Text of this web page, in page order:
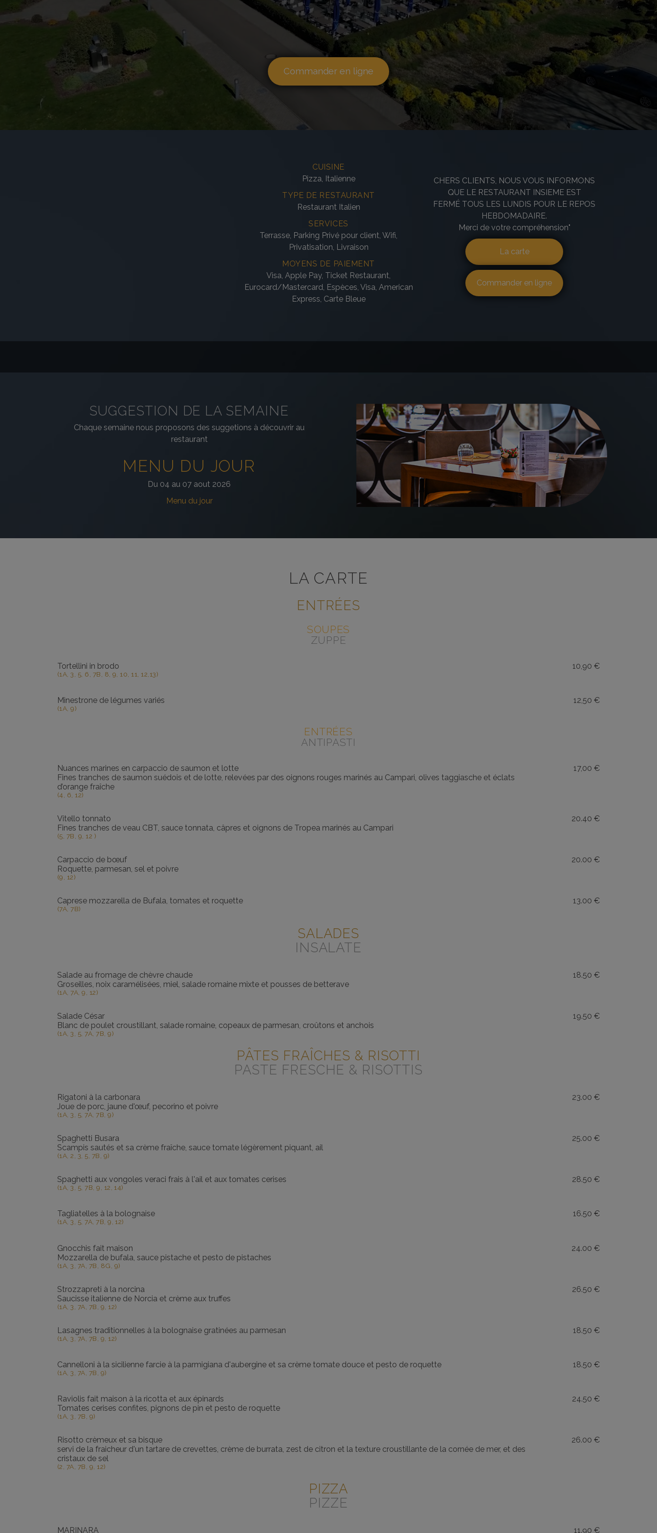
Commander en ligne
CUISINE
Pizza, Italienne
TYPE DE RESTAURANT
Restaurant Italien
SERVICES
Terrasse, Parking Privé pour client, Wifi,
Privatisation, Livraison
MOYENS DE PAIEMENT
Visa, Apple Pay, Ticket Restaurant,
Eurocard/Mastercard, Espèces, Visa, American
Express, Carte Bleue
CHERS CLIENTS, NOUS VOUS INFORMONS
QUE LE RESTAURANT INSIEME EST
FERMÉ TOUS LES LUNDIS POUR LE REPOS
HEBDOMADAIRE.
Merci de votre compréhension"
La carte
Commander en ligne
SUGGESTION DE LA SEMAINE
Chaque semaine nous proposons des suggetions à découvrir au
restaurant
MENU DU JOUR
Du 04 au 07 aout 2026
Menu du jour
LA CARTE
ENTRÉES
SOUPES
ZUPPE
Tortellini in brodo
(1A, 3, 5, 6, 7B, 8, 9, 10, 11, 12,13)
10,90 €
Minestrone de légumes variés
(1A, 9)
12,50 €
ENTRÉES
ANTIPASTI
Nuances marines en carpaccio de saumon et lotte
Fines tranches de saumon suédois et de lotte, relevées par des oignons rouges marinés au Campari, olives taggiasche et éclats
d’orange fraîche
(4, 6, 12)
17,00 €
Vitello tonnato
Fines tranches de veau CBT, sauce tonnata, câpres et oignons de Tropea marinés au Campari
(5, 7B, 9, 12 )
20.40 €
Carpaccio de bœuf
Roquette, parmesan, sel et poivre
(9, 12)
20.00 €
Caprese mozzarella de Bufala, tomates et roquette
(7A, 7B)
13.00 €
SALADES
INSALATE
Salade au fromage de chèvre chaude
Groseilles, noix caramélisées, miel, salade romaine mixte et pousses de betterave
(1A, 7A, 9, 12)
18.50 €
Salade César
Blanc de poulet croustillant, salade romaine, copeaux de parmesan, croûtons et anchois
(1A, 3, 5, 7A, 7B, 9)
19.50 €
PÂTES FRAÎCHES & RISOTTI
PASTE FRESCHE & RISOTTIS
Rigatoni à la carbonara
Joue de porc, jaune d'œuf, pecorino et poivre
(1A, 3, 5, 7A, 7B, 9)
23.00 €
Spaghetti Busara
Scampis sautés et sa crème fraîche, sauce tomate légèrement piquant, ail
(1A, 2, 3, 5, 7B, 9)
25.00 €
Spaghetti aux vongoles veraci frais à l'ail et aux tomates cerises
(1A, 3, 5, 7B, 9, 12, 14)
28.50 €
Tagliatelles à la bolognaise
(1A, 3, 5, 7A, 7B, 9, 12)
16.50 €
Gnocchis fait maison
Mozzarella de bufala, sauce pistache et pesto de pistaches
(1A, 3, 7A, 7B, 8G, 9)
24.00 €
Strozzapreti à la norcina
Saucisse italienne de Norcia et crème aux truffes
(1A, 3, 7A, 7B, 9, 12)
26.50 €
Lasagnes traditionnelles à la bolognaise gratinées au parmesan
(1A, 3, 7A, 7B, 9, 12)
18.50 €
Cannelloni à la sicilienne farcie à la parmigiana d'aubergine et sa crème tomate douce et pesto de roquette
(1A, 3, 7A, 7B, 9)
18.50 €
Raviolis fait maison à la ricotta et aux épinards
Tomates cerises confites, pignons de pin et pesto de roquette
(1A, 3, 7B, 9)
24.50 €
Risotto crèmeux et sa bisque
servi de la fraicheur d'un tartare de crevettes, crème de burrata, zest de citron et la texture croustillante de la cornée de mer, et des
cristaux de sel
(2, 7A, 7B, 9, 12)
26.00 €
PIZZA
PIZZE
MARINARA 11.90 €